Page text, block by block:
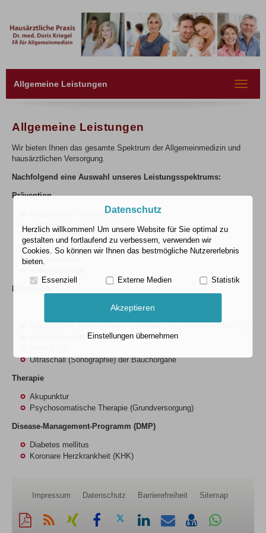
Allgemeine Leistungen
Toggle
Allgemeine Leistungen
Wir bieten Ihnen das gesamte Spektrum der Allgemeinmedizin und
hausärztlichen Versorgung.
Nachfolgend eine Auswahl unseres Leistungsspektrums:
Prävention
Gesundheits-Check ab 35. Lj.
Hautkrebs-Screening ab 35. Lj.
Impfungen
Jugendarbeitsschutz-Untersuchung
Krebsvorsorge
Ultraschall (Sonographie) der Bauchorgane
Therapie
Akupunktur
Psychosomatische Therapie (Grundversorgung)
Disease-Management-Programm (DMP)
Diabetes mellitus
Koronare Herzkrankheit (KHK)
Impressum Datenschutz Barrierefreiheit Sitemap
Diese
Seite
RSS-
Feed
Auf
Xing
Auf
Facebook
Auf
Twitter
Auf
LinkedIn
Per
Mail
vCard
speichern
Datenschutz
Herzlich willkommen! Um unsere Website für Sie optimal zu
gestalten und fortlaufend zu verbessern, verwenden wir
Cookies. So können wir Ihnen das bestmögliche Nutzererlebnis
bieten.
Essenziell Externe Medien Statistik
Akzeptieren
Einstellungen übernehmen